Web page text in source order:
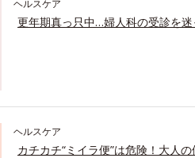
ヘルスケア
更年期真っ只中…婦人科の受診を
ヘルスケア
カチカチ“ミイラ便”は危険！大人